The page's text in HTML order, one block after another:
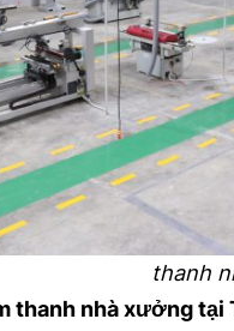
thanh
thanh nhà xưởng tại